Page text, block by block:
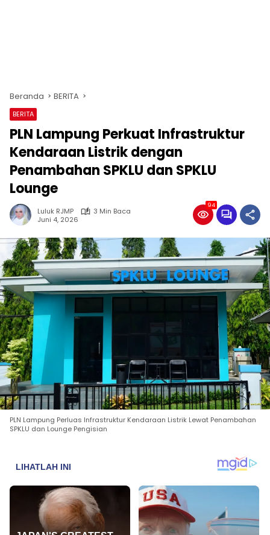
Beranda BERITA
BERITA
PLN Lampung Perkuat Infrastruktur
Kendaraan Listrik dengan
Penambahan SPKLU dan SPKLU
Lounge
Luluk RJMP
3 Min Baca
Juni 4, 2026
94
PLN Lampung Perluas Infrastruktur Kendaraan Listrik Lewat Penambahan
SPKLU dan Lounge Pengisian